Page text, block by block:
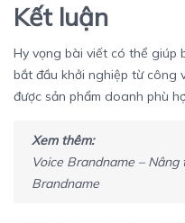
Kết luận
Hy vọng bài viết có thể giúp
bắt đầu khởi nghiệp từ công
được sản phẩm doanh phù
Xem thêm:
Voice Brandname –
Brandname